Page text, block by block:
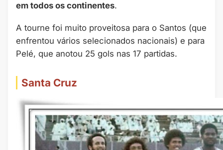
em todos os continentes.
A tourne foi muito proveitosa para o Santos (que
enfrentou vários selecionados nacionais) e para
Pelé, que anotou 25 gols nas 17 partidas.
Santa Cruz